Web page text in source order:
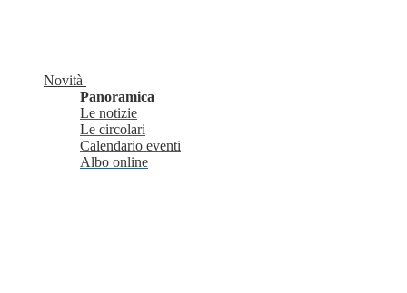
Novità
Panoramica
Le notizie
Le circolari
Calendario eventi
Albo online